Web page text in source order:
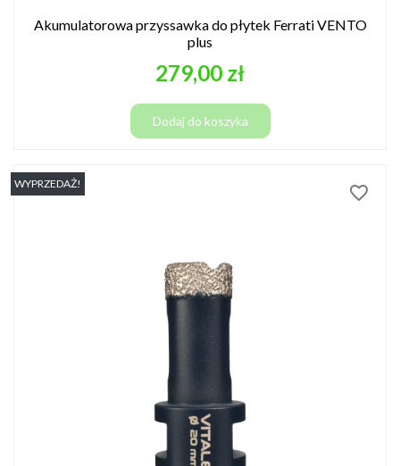
Akumulatorowa przyssawka do płytek Ferrati VENTO
plus
Cena
279,00 zł
Dodaj do koszyka
WYPRZEDAŻ! favorite_border